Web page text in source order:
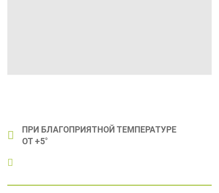
ПРИ БЛАГОПРИЯТНОЙ ТЕМПЕРАТУРЕ
ОТ +5°